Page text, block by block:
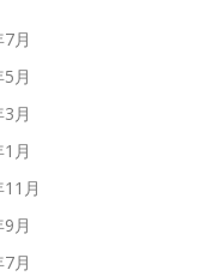
月
月
月
月
月
月
月